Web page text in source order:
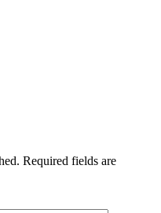
Required fields are